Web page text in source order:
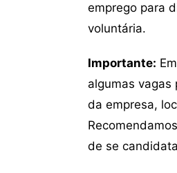
emprego para
voluntária.
Importante:
algumas
da empresa,
de se